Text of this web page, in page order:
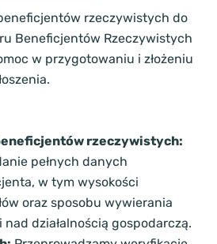
beneficjentów rzeczywistych do
Beneficjentów Rzeczywistych
w przygotowaniu i złożeniu
rzeczywistych:
pełnych danych
w tym wysokości
oraz sposobu wywierania
działalnością gospodarczą.